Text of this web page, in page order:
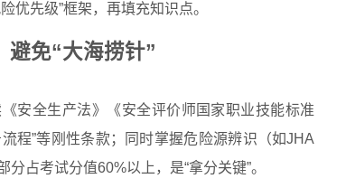
优先级”框架，再填充知识点。
避免“大海捞针”
安全生产法》《安全评价师国家职业技能标准
程”等刚性条款；同时掌握危险源辨识（如JHA
占考试分值60%以上，是“拿分关键”。